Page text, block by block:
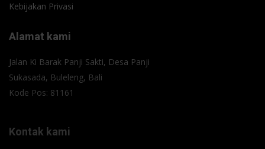
Kebijakan Privasi
Alamat kami
Jalan Ki Barak Panji Sakti, Desa Panji
Sukasada, Buleleng, Bali
Kode Pos: 81161
Kontak kami